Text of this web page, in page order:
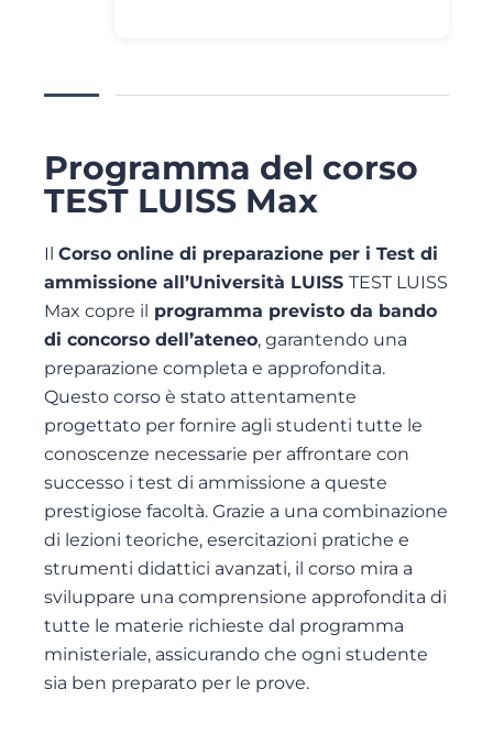
Programma del corso
TEST LUISS Max
Il Corso online di preparazione per i Test di
ammissione all’Università LUISS TEST LUISS
Max copre il programma previsto da bando
di concorso dell’ateneo, garantendo una
preparazione completa e approfondita.
Questo corso è stato attentamente
progettato per fornire agli studenti tutte le
conoscenze necessarie per affrontare con
successo i test di ammissione a queste
prestigiose facoltà. Grazie a una combinazione
di lezioni teoriche, esercitazioni pratiche e
strumenti didattici avanzati, il corso mira a
sviluppare una comprensione approfondita di
tutte le materie richieste dal programma
ministeriale, assicurando che ogni studente
sia ben preparato per le prove.